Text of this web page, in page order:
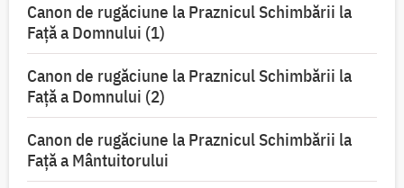
Canon de rugăciune la Praznicul Schimbării la
Faţă a Domnului (1)
Canon de rugăciune la Praznicul Schimbării la
Faţă a Domnului (2)
Canon de rugăciune la Praznicul Schimbării la
Față a Mântuitorului